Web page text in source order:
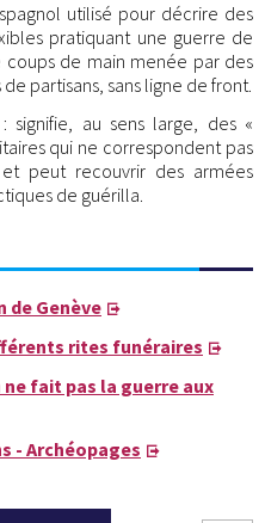
utilisé pour décrire des
pratiquant une guerre de
de main menée par des
partisans, sans ligne de front.
: signifie, au sens large, des «
qui ne correspondent pas
peut recouvrir des armées
de guérilla.
de Genève
rites funéraires
ne fait pas la guerre aux
- Archéopages